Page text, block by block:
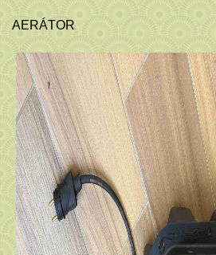
AERÁTOR